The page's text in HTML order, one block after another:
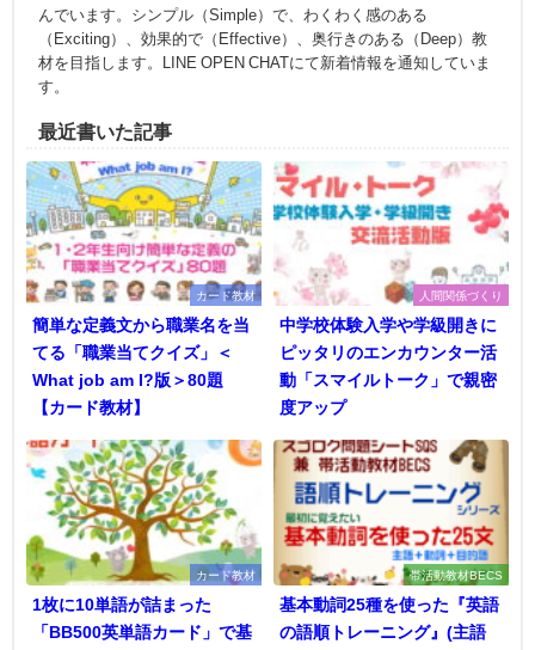
んでいます。シンプル（Simple）で、わくわく感のある
（Exciting）、効果的で（Effective）、奥行きのある（Deep）教
材を目指します。LINE OPEN CHATにて新着情報を通知していま
す。
最近書いた記事
カード教材
簡単な定義文から職業名を当
てる「職業当てクイズ」＜
What job am I?版＞80題
【カード教材】
人間関係づくり
中学校体験入学や学級開きに
ピッタリのエンカウンター活
動「スマイルトーク」で親密
度アップ
カード教材
1枚に10単語が詰まった
「BB500英単語カード」で基
帯活動教材BECS
基本動詞25種を使った『英語
の語順トレーニング』(主語